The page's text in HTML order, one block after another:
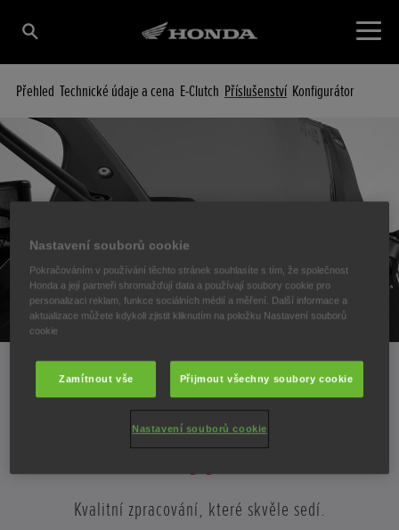
Přehled Technické údaje a cena E-Clutch Příslušenství Konfigurátor
Příslušenství CBR650R
DOTVOŘTE SI SVŮJ SEN.
Kvalitní zpracování, které skvěle sedí.
Nastavení souborů cookie
Pokračováním v používání těchto stránek souhlasíte s tím, že společnost
Honda a její partneři shromažďují data a používají soubory cookie pro
personalizaci reklam, funkce sociálních médií a měření. Další informace a
aktualizace můžete kdykoli zjistit kliknutím na položku Nastavení souborů
cookie
Zamítnout vše Přijmout všechny soubory cookie
Nastavení souborů cookie